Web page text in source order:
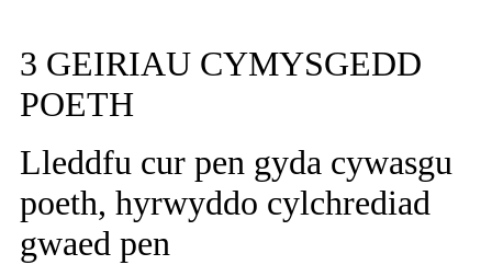
3 GEIRIAU CYMYSGEDD
POETH
Lleddfu cur pen gyda cywasgu
poeth, hyrwyddo cylchrediad
gwaed pen